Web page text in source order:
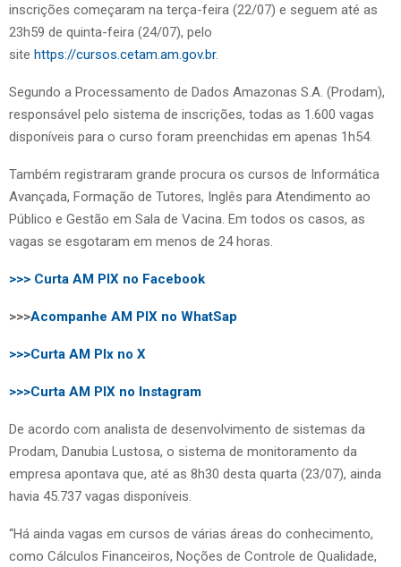
inscrições começaram na terça-feira (22/07) e seguem até as
23h59 de quinta-feira (24/07), pelo
site https://cursos.cetam.am.gov.br.
Segundo a Processamento de Dados Amazonas S.A. (Prodam),
responsável pelo sistema de inscrições, todas as 1.600 vagas
disponíveis para o curso foram preenchidas em apenas 1h54.
Também registraram grande procura os cursos de Informática
Avançada, Formação de Tutores, Inglês para Atendimento ao
Público e Gestão em Sala de Vacina. Em todos os casos, as
vagas se esgotaram em menos de 24 horas.
>>> Curta AM PIX no Facebook
>>>Acompanhe AM PIX no WhatSap
>>>Curta AM PIx no X
>>>Curta AM PIX no Instagram
De acordo com analista de desenvolvimento de sistemas da
Prodam, Danubia Lustosa, o sistema de monitoramento da
empresa apontava que, até as 8h30 desta quarta (23/07), ainda
havia 45.737 vagas disponíveis.
“Há ainda vagas em cursos de várias áreas do conhecimento,
como Cálculos Financeiros, Noções de Controle de Qualidade,